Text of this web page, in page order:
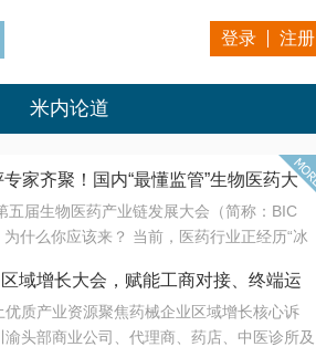
登录 注册
米内论道
家齐聚！国内“最懂监管”生物医药大
五届生物医药产业链发展大会（简称：BIC
什么你应该来？ 当前，医药行业正经历“冰
另一端是创新药“最后一公里”的支付与入院
生态。 同质化“内卷”已无出路，全产业链协
局关键。 本届大会以 “重构生态，定义未
域增长大会，赋能工商对接、终端运
质产业资源聚焦药械企业区域增长核心诉
头部商业公司、代理商、药店、中医诊所及